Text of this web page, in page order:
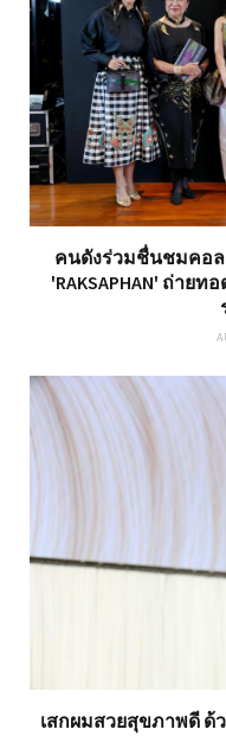
คนดังร่วมชื่นชมคอ
'RAKSAPHAN' ถ่า
เสกผมสวยสุขภาพดี ด้